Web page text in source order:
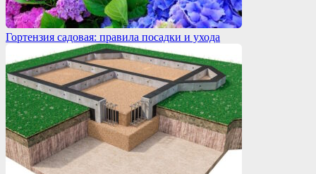
Гортензия садовая: правила посадки и ухода